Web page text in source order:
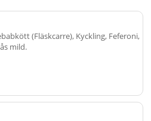
(Fläskcarre), Kyckling, Feferoni,
mild.